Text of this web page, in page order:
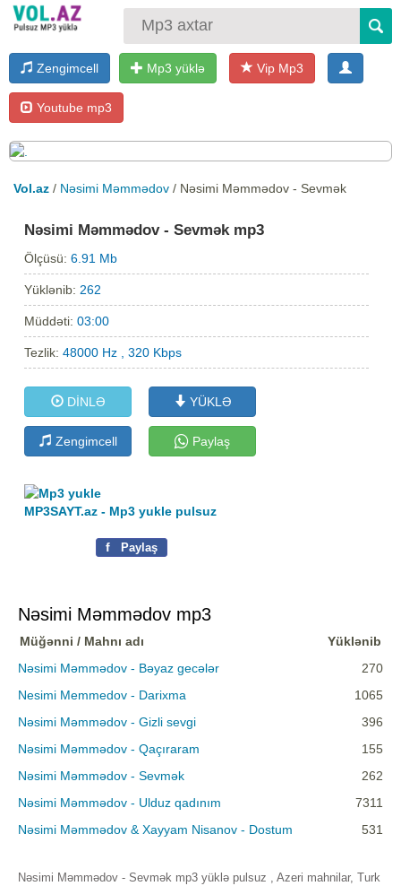
Zengimcell Mp3 yüklə Vip Mp3
Youtube mp3
Vol.az / Nəsimi Məmmədov / Nəsimi Məmmədov - Sevmək
Nəsimi Məmmədov - Sevmək mp3
Ölçüsü:6.91 Mb
Yüklənib: 262
Müddəti:03:00
Tezlik:48000 Hz , 320 Kbps
DİNLƏ YÜKLƏ
Zengimcell Paylaş
MP3SAYT.az - Mp3 yukle pulsuz
f Paylaş
Nəsimi Məmmədov mp3
Müğənni / Mahnı adı
Yüklənib
Nəsimi Məmmədov - Bəyaz gecələr
270
Nesimi Memmedov - Darixma
1065
Nəsimi Məmmədov - Gizli sevgi
396
Nəsimi Məmmədov - Qaçıraram
155
Nəsimi Məmmədov - Sevmək
262
Nəsimi Məmmədov - Ulduz qadınım
7311
Nəsimi Məmmədov & Xayyam Nisanov - Dostum
531
Nəsimi Məmmədov - Sevmək mp3 yüklə pulsuz , Azeri mahnilar, Turk